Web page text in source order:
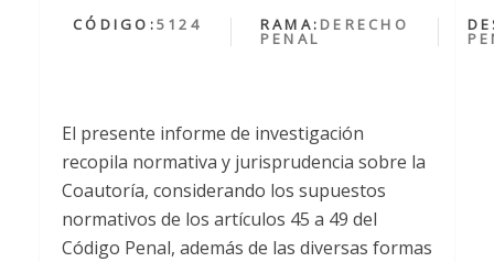
CÓDIGO:5124 RAMA: DERECHO
PENAL
El presente informe de investigación
recopila normativa y jurisprudencia sobre la
Coautoría, considerando los supuestos
normativos de los artículos 45 a 49 del
Código Penal, además de las diversas formas